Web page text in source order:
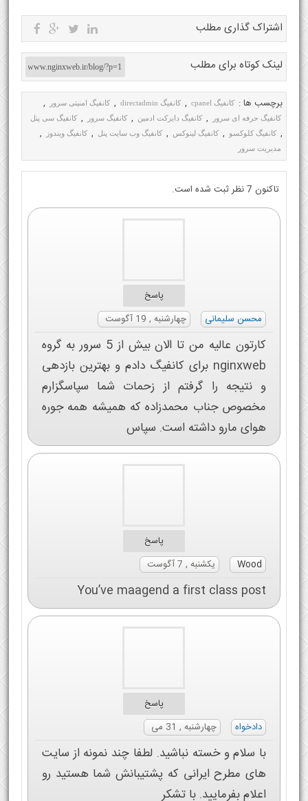
اشتراک گذاری مطلب
لینک کوتاه برای مطلب
برچسب ها : کانفیگ cpanel , کانفیگ directadmin , کانفیگ امنیتی سرور ,
کانفیگ حرفه ای سرور , کانفیگ دایرکت ادمین , کانفیگ سرور , کانفیگ سی پنل
, کانفیگ کلوکسو , کانفیگ لینوکس , کانفیگ وب سایت پنل , کانفیگ ویندوز ,
مدیریت سرور
تاکنون 7 نظر ثبت شده است.
پاسخ
محسن سلیمانی
چهارشنبه , 19 آگوست
کارتون عالیه من تا الان بیش از 5 سرور به گروه
nginxweb برای کانفیگ دادم و بهترین بازدهی
و نتیجه را گرفتم از زحمات شما سپاسگزارم
مخصوص جناب محمدزاده که همیشه همه جوره
هوای مارو داشته است. سپاس
پاسخ
Wood
یکشنبه , 7 آگوست
You’ve maagend a first class post
پاسخ
دادخواه
چهارشنبه , 31 می
با سلام و خسته نباشید. لطفا چند نمونه از سایت
های مطرح ایرانی که پشتیبانش شما هستید رو
اعلام بفرمایید. با تشکر